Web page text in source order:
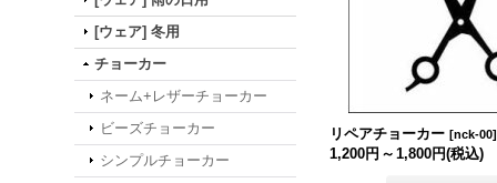
[ウェア] 冬用
チョーカー
ネーム+レザーチョーカー
ビーズチョーカー
シンプルチョーカー
リペアチョーカー [nck-00]
1,200円 ～ 1,800円(税込)